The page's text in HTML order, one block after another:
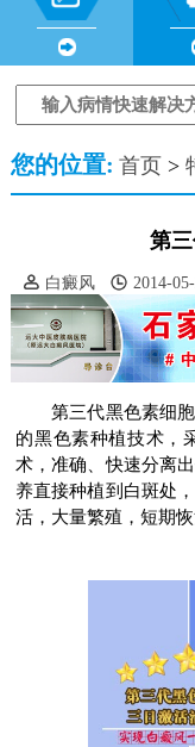
您的位置: 首页>
第
白癜风 2014-05-
第三代黑色素细胞
的黑色素种植技术，
术，准确、快速分离
养直接种植到白斑处
活，大量繁殖，短期恢